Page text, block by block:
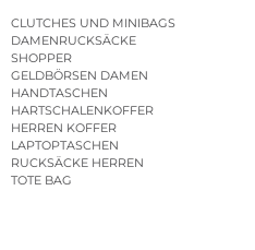
CLUTCHES UND MINIBAGS
DAMENRUCKSÄCKE
SHOPPER
GELDBÖRSEN DAMEN
HANDTASCHEN
HARTSCHALENKOFFER
HERREN KOFFER
LAPTOPTASCHEN
RUCKSÄCKE HERREN
TOTE BAG